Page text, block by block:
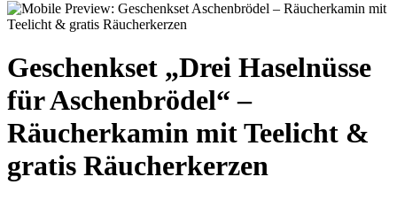
Geschenkset „Drei Haselnüsse
für Aschenbrödel“ –
Räucherkamin mit Teelicht &
gratis Räucherkerzen